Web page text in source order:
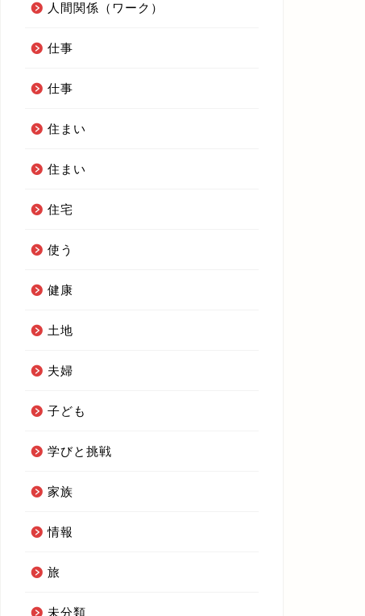
人間関係（ワーク）
仕事
仕事
住まい
住まい
住宅
使う
健康
土地
夫婦
子ども
学びと挑戦
家族
情報
旅
未分類